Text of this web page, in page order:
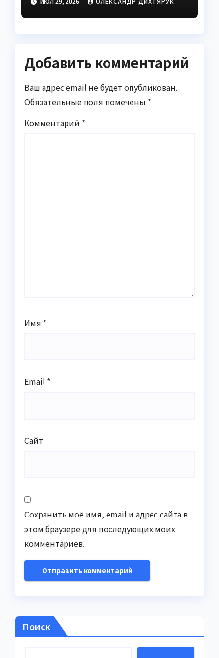
Добавить комментарий
Ваш адрес email не будет опубликован.
Обязательные поля помечены *
Комментарий *
Имя *
Email *
Сайт
Сохранить моё имя, email и адрес сайта в
этом браузере для последующих моих
комментариев.
Поиск